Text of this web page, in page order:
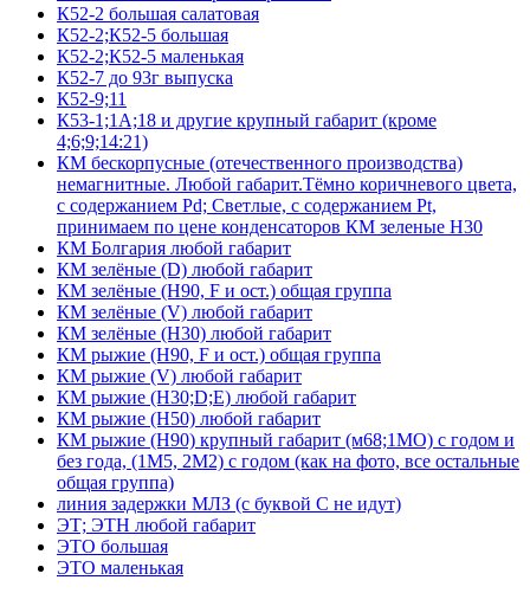
К52-2 большая салатовая
К52-2;К52-5 большая
К52-2;К52-5 маленькая
К52-7 до 93г выпуска
К52-9;11
К53-1;1А;18 и другие крупный габарит (кроме
4;6;9;14:21)
КМ бескорпусные (отечественного производства)
немагнитные. Любой габарит.Тёмно коричневого цвета,
с содержанием Pd; Светлые, с содержанием Pt,
принимаем по цене конденсаторов КМ зеленые Н30
КМ Болгария любой габарит
КМ зелёные (D) любой габарит
КМ зелёные (H90, F и ост.) общая группа
КМ зелёные (V) любой габарит
КМ зелёные (Н30) любой габарит
КМ рыжие (H90, F и ост.) общая группа
КМ рыжие (V) любой габарит
КМ рыжие (Н30;D;E) любой габарит
КМ рыжие (Н50) любой габарит
КМ рыжие (Н90) крупный габарит (м68;1МО) с годом и
без года, (1М5, 2М2) с годом (как на фото, все остальные
общая группа)
линия задержки МЛЗ (с буквой С не идут)
ЭТ; ЭТН любой габарит
ЭТО большая
ЭТО маленькая